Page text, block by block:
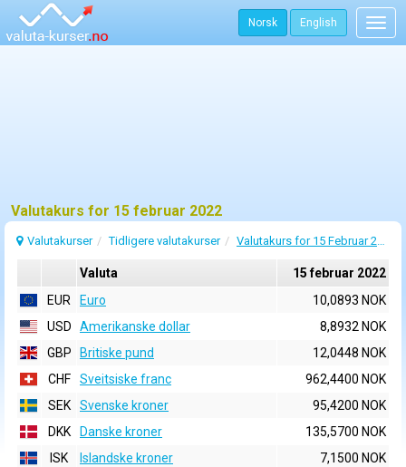
Norsk English
Valutakurs for 15 februar 2022
Valutakurser Tidligere valutakurser Valutakurs for 15 Februar 2022
Valuta
15 februar 2022
EUR
Euro
10,0893 NOK
USD
Amerikanske dollar
8,8932 NOK
GBP
Britiske pund
12,0448 NOK
CHF
Sveitsiske franc
962,4400 NOK
SEK
Svenske kroner
95,4200 NOK
DKK
Danske kroner
135,5700 NOK
ISK
Islandske kroner
7,1500 NOK